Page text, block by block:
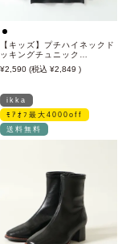
【キッズ】プチハイネックド
ッキングチュニック
（120~160cm）
2,590 2,849
ikka
ﾓｱｵﾌ最大4000off
送料無料